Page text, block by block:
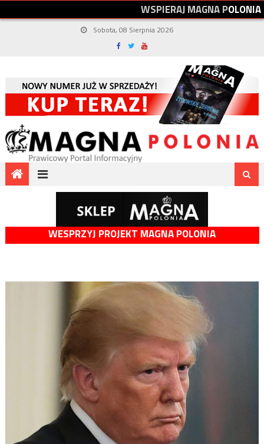
WSPIERAJMAGNAPOLONIA
Sobota, 08 Sierpnia 2026
WESPRZYJ PROJEKT MAGNA POLONIA